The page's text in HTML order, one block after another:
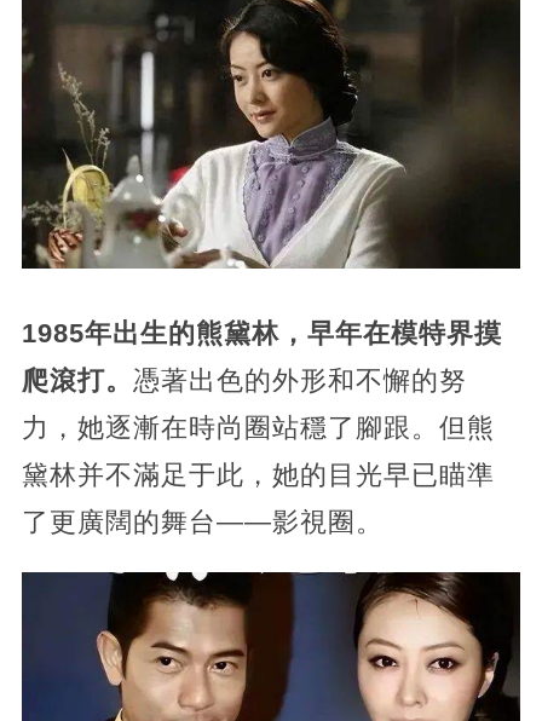
1985年出生的熊黛林，早年在模特界摸
爬滾打。 憑著出色的外形和不懈的努
力，她逐漸在時尚圈站穩了腳跟。但熊
黛林并不滿足于此，她的目光早已瞄準
了更廣闊的舞台——影視圈。